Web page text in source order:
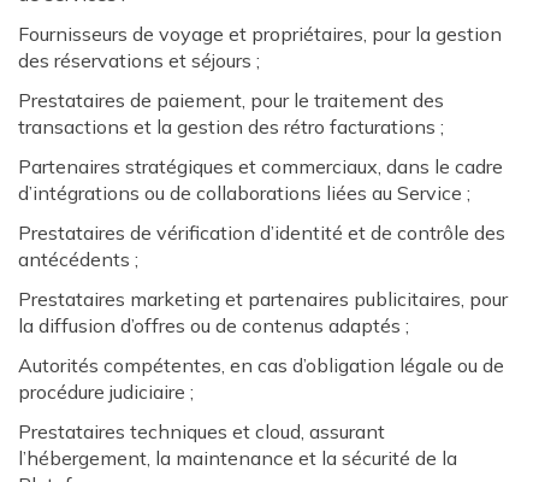
Fournisseurs de voyage et propriétaires, pour la gestion
des réservations et séjours ;
Prestataires de paiement, pour le traitement des
transactions et la gestion des rétro facturations ;
Partenaires stratégiques et commerciaux, dans le cadre
d’intégrations ou de collaborations liées au Service ;
Prestataires de vérification d’identité et de contrôle des
antécédents ;
Prestataires marketing et partenaires publicitaires, pour
la diffusion d’offres ou de contenus adaptés ;
Autorités compétentes, en cas d’obligation légale ou de
procédure judiciaire ;
Prestataires techniques et cloud, assurant
l’hébergement, la maintenance et la sécurité de la